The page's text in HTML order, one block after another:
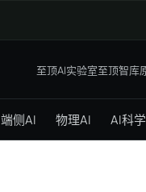
至顶AI实验室至顶智库
端侧AI 物理AI AI科